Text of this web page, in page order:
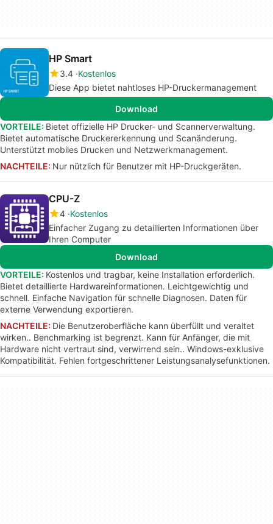
HP Smart
3.4 Kostenlos
Diese App bietet nahtloses HP-Druckermanagement
Download
VORTEILE: Bietet offizielle HP Drucker- und Scannerverwaltung.
Bietet automatische Druckererkennung und Scanänderung.
Unterstützt mobiles Drucken und Netzwerkmanagement.
NACHTEILE: Nur nützlich für Benutzer mit HP-Druckgeräten.
CPU-Z
4 Kostenlos
Einfacher Zugang zu detaillierten Informationen über
Ihren Computer
Download
VORTEILE: Kostenlos und tragbar, keine Installation erforderlich.
Bietet detaillierte Hardwareinformationen. Leichtgewichtig und
schnell. Einfache Navigation für schnelle Diagnosen. Daten für
externe Verwendung exportieren.
NACHTEILE: Die Benutzeroberfläche kann überfüllt und veraltet
wirken.. Benchmarking ist begrenzt. Kann für Anfänger, die mit
Hardware nicht vertraut sind, verwirrend sein.. Windows-exklusive
Kompatibilität. Fehlen fortgeschrittener Leistungsanalysefunktionen.